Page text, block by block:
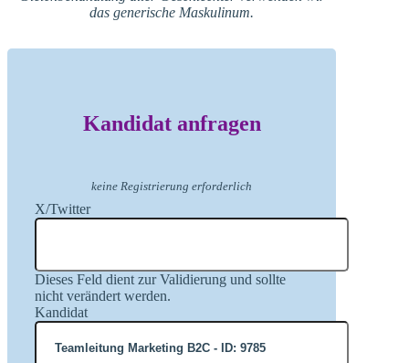
das generische Maskulinum.
Kandidat anfragen
keine Registrierung erforderlich
X/Twitter
Dieses Feld dient zur Validierung und sollte
nicht verändert werden.
Kandidat